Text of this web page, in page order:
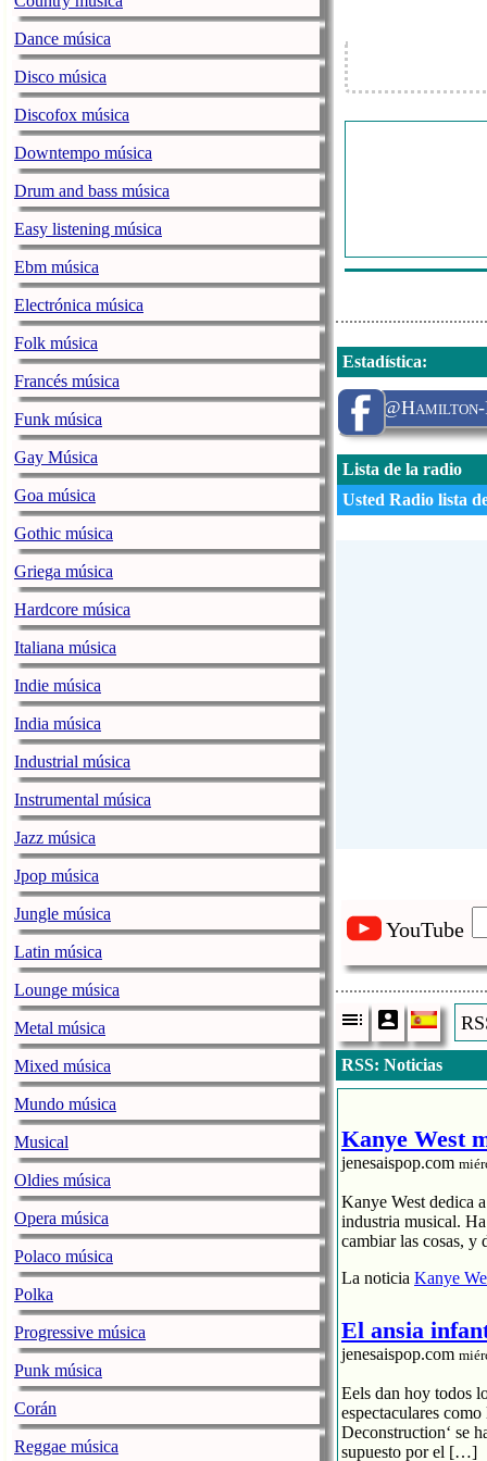
Dance música
Disco música
Discofox música
Downtempo música
Drum and bass música
Easy listening música
Ebm música
Electrónica música
Folk música
Francés música
Funk música
Gay Música
Goa música
Gothic música
Griega música
Hardcore música
Italiana música
Indie música
India música
Industrial música
Instrumental música
Jazz música
Jpop música
Jungle música
Latin música
Lounge música
Metal música
Mixed música
Mundo música
Musical
Oldies música
Opera música
Polaco música
Polka
Progressive música
Punk música
Corán
Reggae música
Frank Todds
Estadística:
Lista de la radio
Usted Radio lista
YouTube
RSS: Noticias
Kanye West
jenesaispop.com
Kanye West dedica
industria musical.
cambiar las cosas,
La noticia Kanye
El ansia
jenesaispop.com
Eels dan hoy todos
espectaculares
Deconstruction‘ se
supuesto por el […]